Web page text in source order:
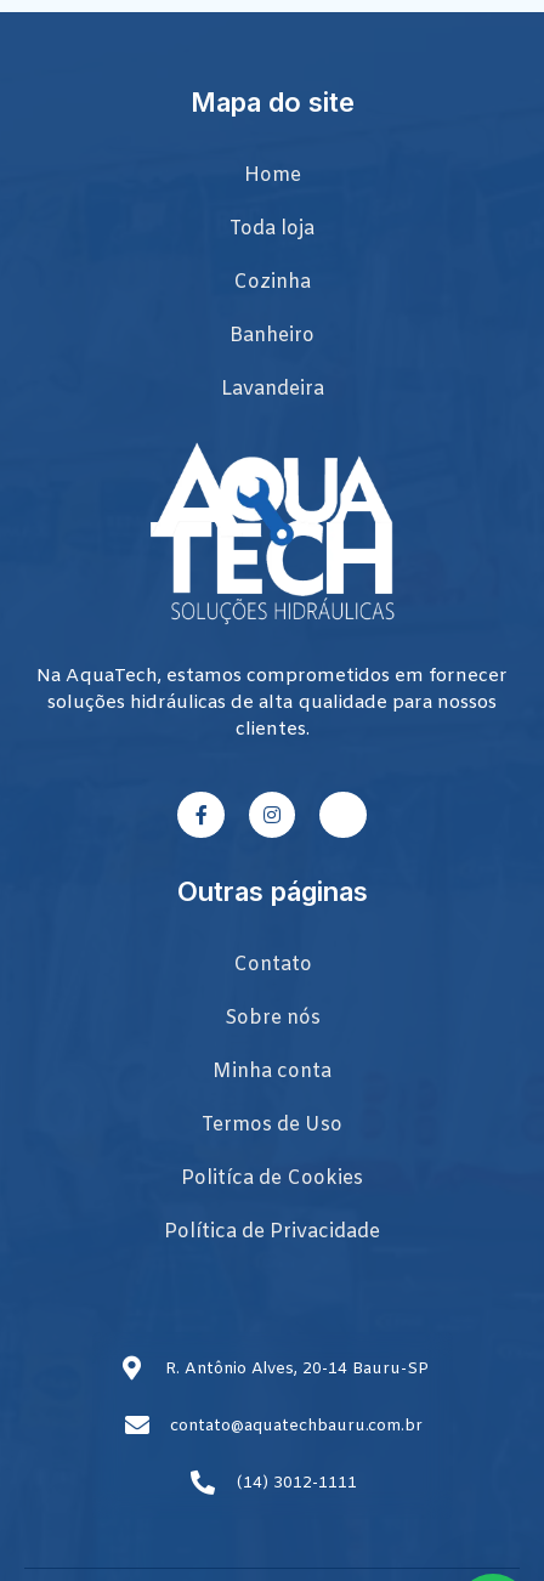
Mapa do site
Home
Toda loja
Cozinha
Banheiro
Lavandeira
Na AquaTech, estamos comprometidos em fornecer
soluções hidráulicas de alta qualidade para nossos
clientes.
Outras páginas
Contato
Sobre nós
Minha conta
Termos de Uso
Politíca de Cookies
Política de Privacidade
R. Antônio Alves, 20-14 Bauru-SP
contato@aquatechbauru.com.br
(14) 3012-1111